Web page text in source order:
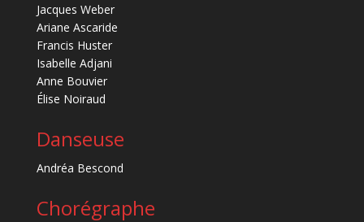
Jacques Weber
Ariane Ascaride
Francis Huster
Isabelle Adjani
Anne Bouvier
Élise Noiraud
Danseuse
Andréa Bescond
Chorégraphe